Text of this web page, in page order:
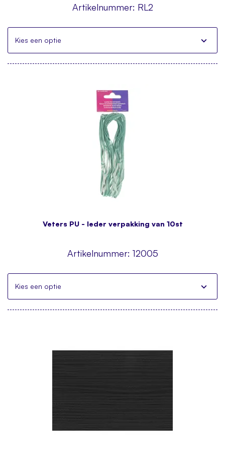
Artikelnummer: RL2
Kies een optie
Veters PU - leder verpakking van 10st
Artikelnummer: 12005
Kies een optie